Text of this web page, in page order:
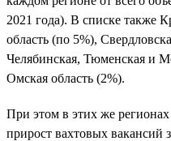
2021 года). В списке также
область (по 5%),
Челябинская, Тюменская и
Омская область (2%).
При этом в этих же
прирост вахтовых вакансий